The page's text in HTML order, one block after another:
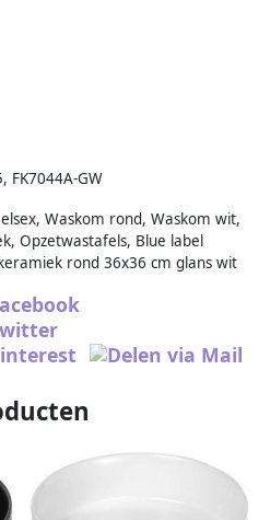
, FK7044A-GW
Waskom rond, Waskom wit,
Opzetwastafels, Blue label
rond 36x36 cm glans wit